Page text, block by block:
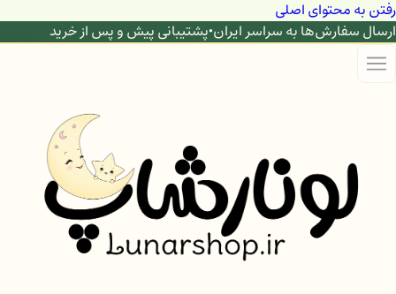
رفتن به محتوای اصلی
ارسال سفارش‌ها به سراسر ایران•پشتیبانی پیش و پس از خرید